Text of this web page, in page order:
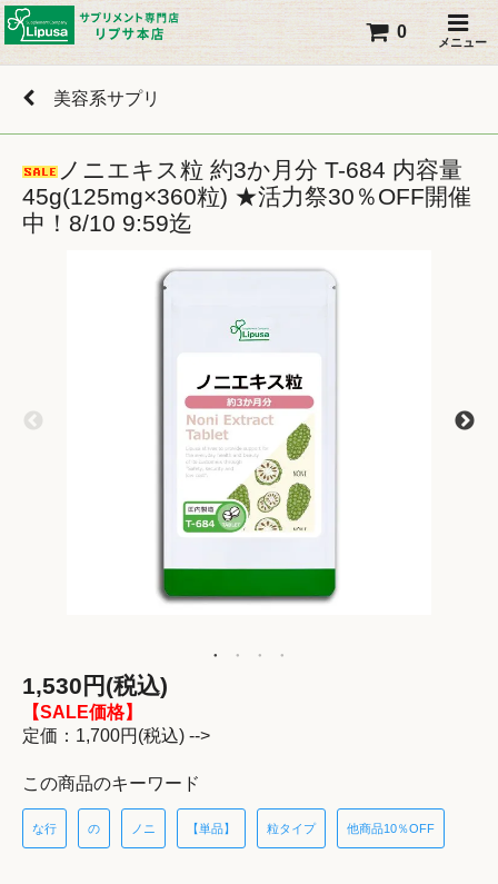
メニュー
0
美容系サプリ
ノニエキス粒 約3か月分 T-684 内容量
45g(125mg×360粒) ★活力祭30％OFF開催
中！8/10 9:59迄
1,530円(税込)
【SALE価格】
定価：1,700円(税込) -->
この商品のキーワード
な行 の ノニ 【単品】 粒タイプ 他商品10％OFF